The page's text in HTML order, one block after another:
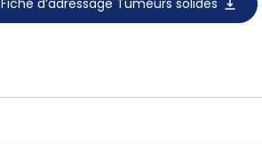
Fiche d’adressage Tumeurs solides